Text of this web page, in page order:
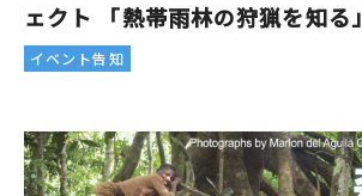
ェクト 「熱帯雨林の狩猟を知る」
イベント告知